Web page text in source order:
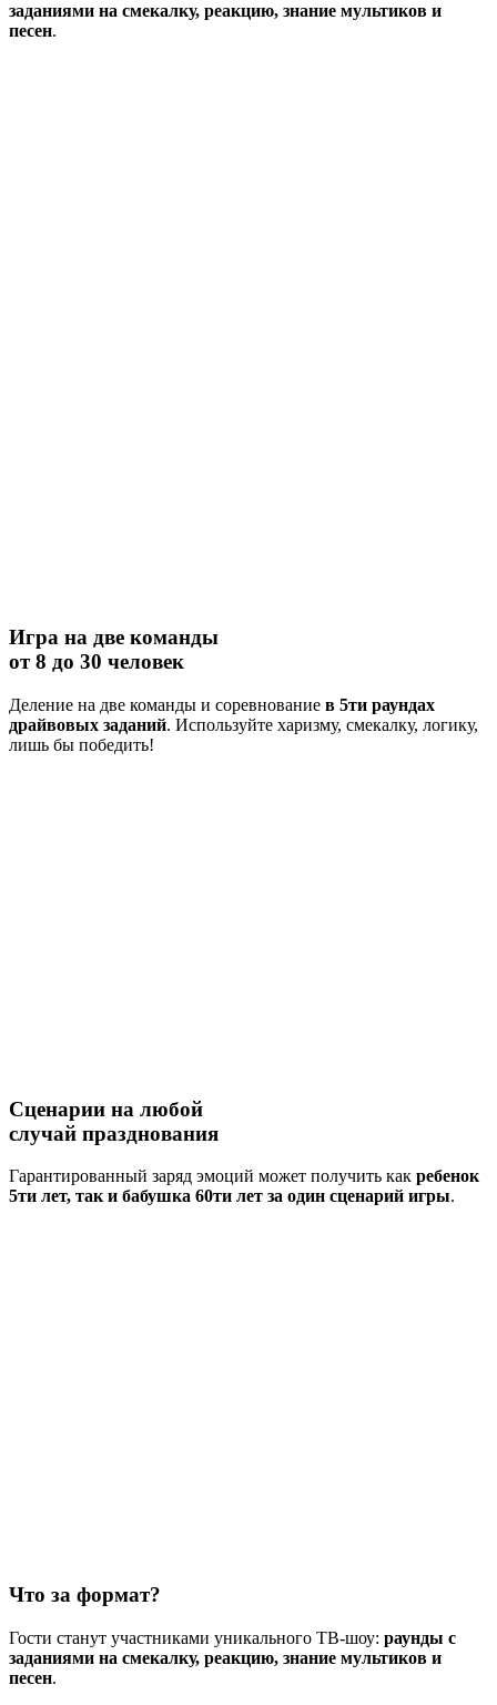
заданиями на смекалку, реакцию, знание мультиков и
песен.
Игра на две команды
от 8 до 30 человек
Деление на две команды и соревнование в 5ти раундах
драйвовых заданий. Используйте харизму, смекалку, логику,
лишь бы победить!
Сценарии на любой
случай празднования
Гарантированный заряд эмоций может получить как ребенок
5ти лет, так и бабушка 60ти лет за один сценарий игры.
Что за формат?
Гости станут участниками уникального ТВ-шоу: раунды с
заданиями на смекалку, реакцию, знание мультиков и
песен.